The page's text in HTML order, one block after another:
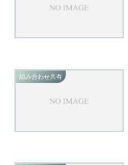
組み合わせ共有